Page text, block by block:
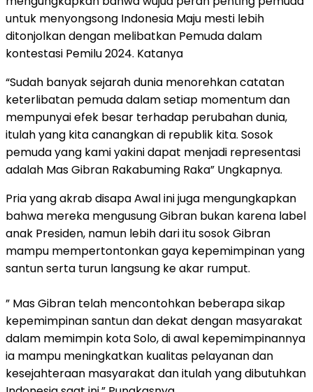
untuk menyongsong Indonesia Maju mesti lebih
ditonjolkan dengan melibatkan Pemuda dalam
kontestasi Pemilu 2024. Katanya
“Sudah banyak sejarah dunia menorehkan catatan
keterlibatan pemuda dalam setiap momentum dan
mempunyai efek besar terhadap perubahan dunia,
itulah yang kita canangkan di republik kita. Sosok
pemuda yang kami yakini dapat menjadi representasi
adalah Mas Gibran Rakabuming Raka” Ungkapnya.
Pria yang akrab disapa Awal ini juga mengungkapkan
bahwa mereka mengusung Gibran bukan karena label
anak Presiden, namun lebih dari itu sosok Gibran
mampu mempertontonkan gaya kepemimpinan yang
santun serta turun langsung ke akar rumput.
” Mas Gibran telah mencontohkan beberapa sikap
kepemimpinan santun dan dekat dengan masyarakat
dalam memimpin kota Solo, di awal kepemimpinannya
ia mampu meningkatkan kualitas pelayanan dan
kesejahteraan masyarakat dan itulah yang dibutuhkan